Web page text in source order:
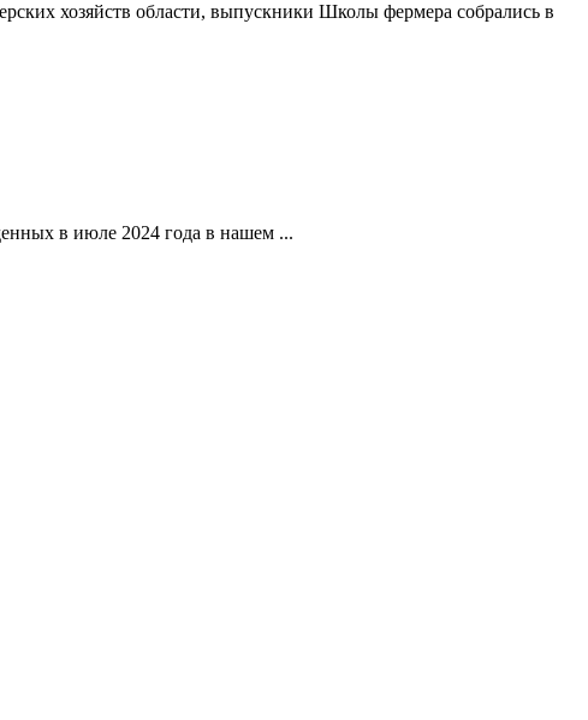
хозяйств области, выпускники Школы фермера собрались в
в июле 2024 года в нашем ...